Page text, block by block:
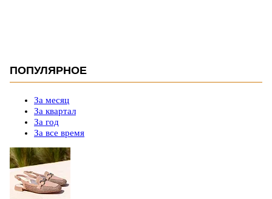
ПОПУЛЯРНОЕ
За месяц
За квартал
За год
За все время